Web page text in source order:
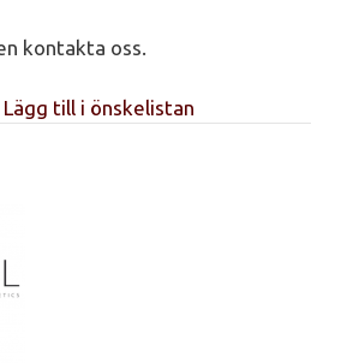
kontakta oss.
Lägg till i önskelistan